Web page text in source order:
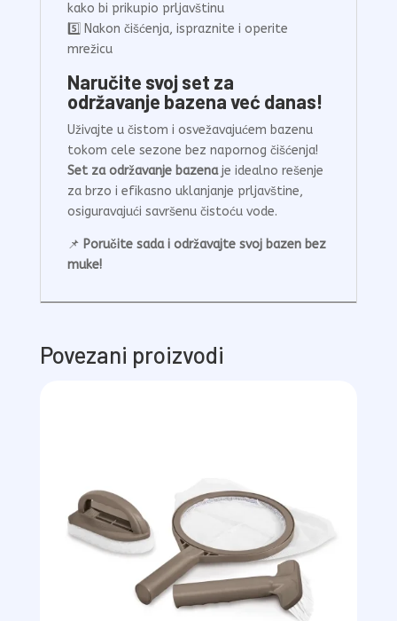
kako bi prikupio prljavštinu
5️⃣ Nakon čišćenja, ispraznite i operite
mrežicu
Naručite svoj set za
održavanje bazena već danas!
Uživajte u čistom i osvežavajućem bazenu
tokom cele sezone bez napornog čišćenja!
Set za održavanje bazenaje idealno rešenje
za brzo i efikasno uklanjanje prljavštine,
osiguravajući savršenu čistoću vode.
📌 Poručite sada i održavajte svoj bazen bez
muke!
Povezani proizvodi